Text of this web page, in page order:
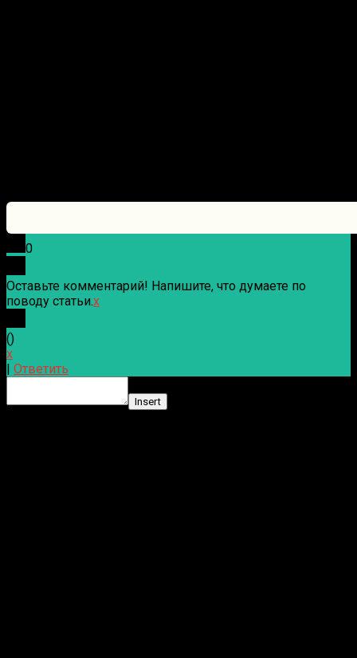
0
Оставьте комментарий! Напишите, что думаете по
поводу статьи.x
()
x
Ответить
Insert